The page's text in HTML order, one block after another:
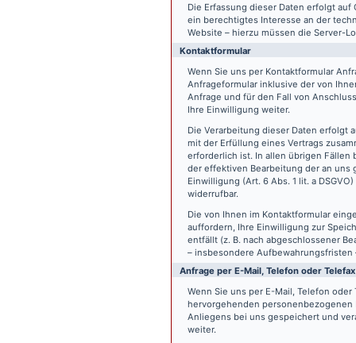
Die Erfassung dieser Daten erfolgt auf
ein berechtigtes Interesse an der
Website – hierzu müssen die Server-
Kontaktformular
Wenn Sie uns per Kontaktformular
Anfrageformular inklusive der von
Anfrage und für den Fall von
Ihre Einwilligung weiter.
Die Verarbeitung dieser Daten erfolgt
mit der Erfüllung eines Vertrags
erforderlich ist. In allen übrigen Fällen
der effektiven Bearbeitung der an uns
Einwilligung (Art. 6 Abs. 1 lit. a
widerrufbar.
Die von Ihnen im Kontaktformular
auffordern, Ihre Einwilligung zur
entfällt (z. B. nach abgeschlossener
– insbesondere
Anfrage per E-Mail, Telefon oder Telefax
Wenn Sie uns per E-Mail, Telefon
hervorgehenden personenbezogenen
Anliegens bei uns gespeichert und
weiter.